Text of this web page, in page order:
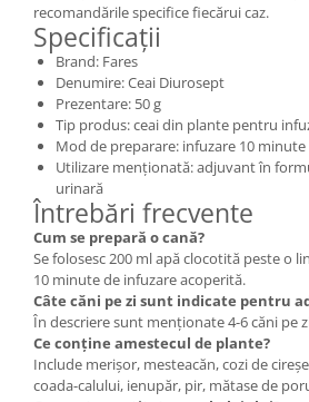
recomandările specifice fiecărui caz.
Specificații
Brand: Fares
Denumire: Ceai Diurosept
Prezentare: 50 g
Tip produs: ceai din plante pentru
Mod de preparare: infuzare 10 minute
Utilizare menționată: adjuvant în
urinară
Întrebări frecvente
Cum se prepară o cană?
Se folosesc 200 ml apă clocotită peste o
10 minute de infuzare acoperită.
Câte căni pe zi sunt indicate pentru
În descriere sunt menționate 4-6 căni pe
Ce conține amestecul de plante?
Include merișor, mesteacăn, cozi de
coada-calului, ienupăr, pir, mătase de